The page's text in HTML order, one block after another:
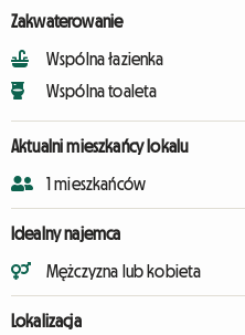
Zakwaterowanie
Wspólna łazienka
Wspólna toaleta
Aktualni mieszkańcy lokalu
1 mieszkańców
Idealny najemca
Mężczyzna lub kobieta
Lokalizacja